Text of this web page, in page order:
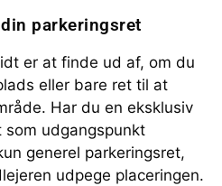
parkeringsret
er at finde ud af, om du
eller bare ret til at
Har du en eksklusiv
udgangspunkt
generel parkeringsret,
udpege placeringen.